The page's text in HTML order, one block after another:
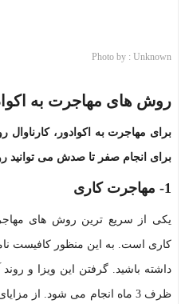
Photo by : Unknown
روش های مهاجرت به
برای مهاجرت به اکوادور،
برای انجام صفر تا صدش می توانید
1- مهاجرت کاری
یکی از سریع ترین روش های
کاری است. به این منظور کافیست
داشته باشید. گرفتن این ویزا و
ظرف 3 ماه انجام می شود. از